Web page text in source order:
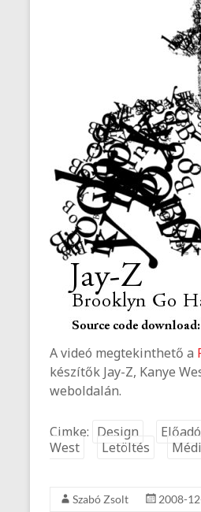
A videó megtekinthető a
készítők Jay-Z, Kanye
weboldalán.
Cimke: Design
West
Letöltés
Szabó Zsolt 2008-